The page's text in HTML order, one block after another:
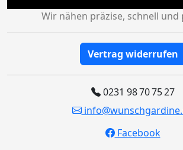
Wir nähen präzise, schnell
Vertrag widerrufen
0231 98 70 75 27
Facebook